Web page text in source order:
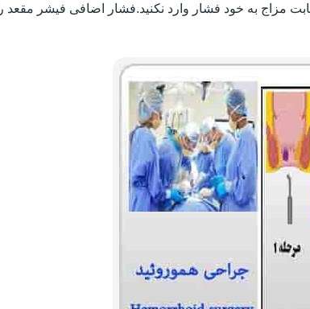
مزاج به خود فشار وارد نکنید.فشار اضافی فیشر مقعد را